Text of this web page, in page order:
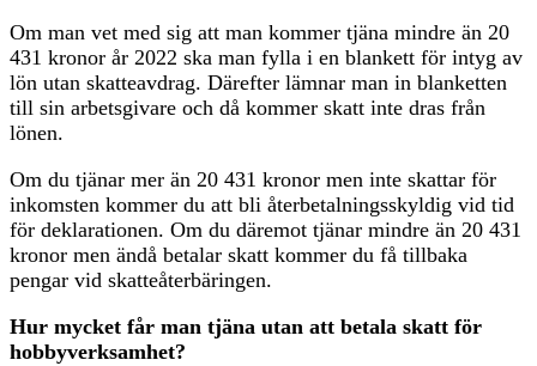
Om man vet med sig att man kommer tjäna mindre än 20
431 kronor år 2022 ska man fylla i en blankett för intyg av
lön utan skatteavdrag. Därefter lämnar man in blanketten
till sin arbetsgivare och då kommer skatt inte dras från
lönen.
Om du tjänar mer än 20 431 kronor men inte skattar för
inkomsten kommer du att bli återbetalningsskyldig vid tid
för deklarationen. Om du däremot tjänar mindre än 20 431
kronor men ändå betalar skatt kommer du få tillbaka
pengar vid skatteåterbäringen.
Hur mycket får man tjäna utan att betala skatt för
hobbyverksamhet?